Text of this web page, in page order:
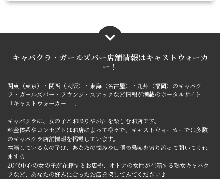
キャバクラ・ガールズバー店舗情報はキャストウォーカ
ー！
関東（東京）・関西（大阪）・東海（名古屋）・九州（福岡）のキャバク
ラ・ガールズバー・ラウンジ・スナックなど情報が満載のポータルサイト
「キャストウォーカー」！
キャバクラは、女の子とお喋りやお酒を楽しむお店です。
料金体系やコンセプトはお店によって様々で、キャストウォーカーでは多数
のキャバクラ店舗情報を掲載しています。
在籍している女の子は、あなたの悩みや日頃の愚痴を寄り添って聞いてくれ
ます☆
20代中心の女の子が在籍するお店や、オトナの女性が在籍する熟女キャバク
ラなど、あなたの好みに合ったお店を探してみてください♪